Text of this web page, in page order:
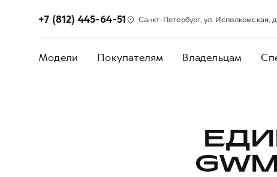
+7 (812) 445-64-51 Санкт-Петербург, ул. Исполкомская,
Модели Покупателям Владельцам